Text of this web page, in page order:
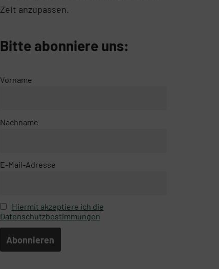
Zeit anzupassen.
Bitte abonniere uns:
Vorname
Nachname
E-Mail-Adresse
Hiermit akzeptiere ich die
Datenschutzbestimmungen